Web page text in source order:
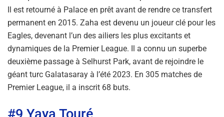
Il est retourné à Palace en prêt avant de rendre ce transfert
permanent en 2015. Zaha est devenu un joueur clé pour les
Eagles, devenant l’un des ailiers les plus excitants et
dynamiques de la Premier League. Il a connu un superbe
deuxième passage à Selhurst Park, avant de rejoindre le
géant turc Galatasaray à l’été 2023. En 305 matches de
Premier League, il a inscrit 68 buts.